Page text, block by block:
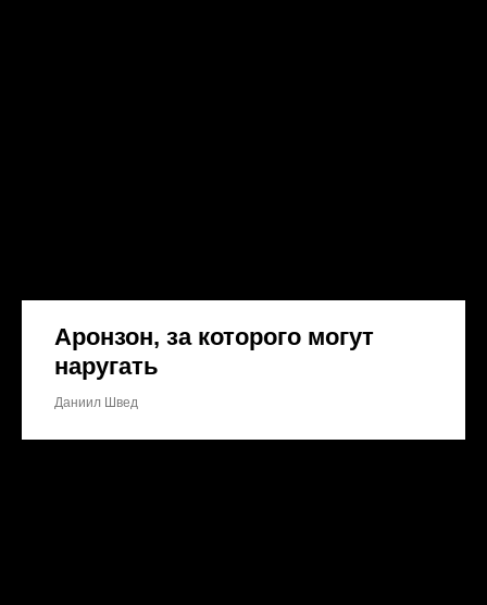
Аронзон, за которого могут
наругать
Даниил Швед